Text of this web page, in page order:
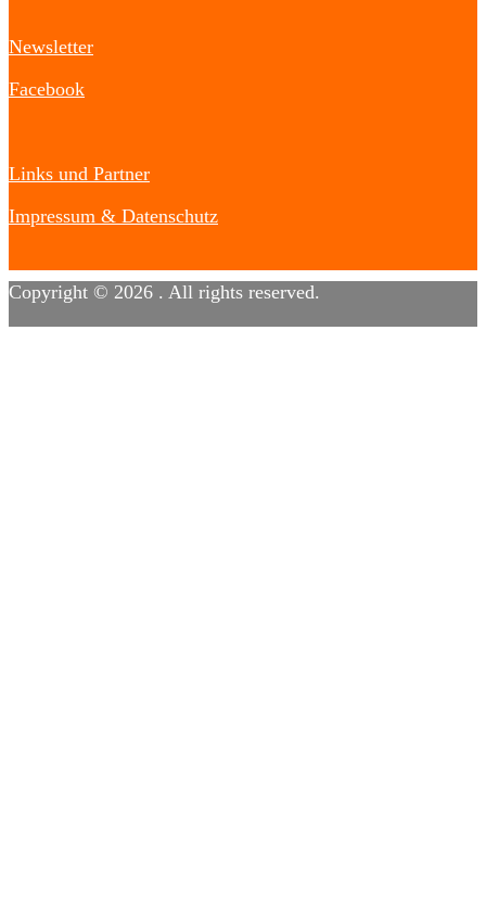
Newsletter
Facebook
Links und Partner
Impressum & Datenschutz
Copyright © 2026 . All rights reserved.